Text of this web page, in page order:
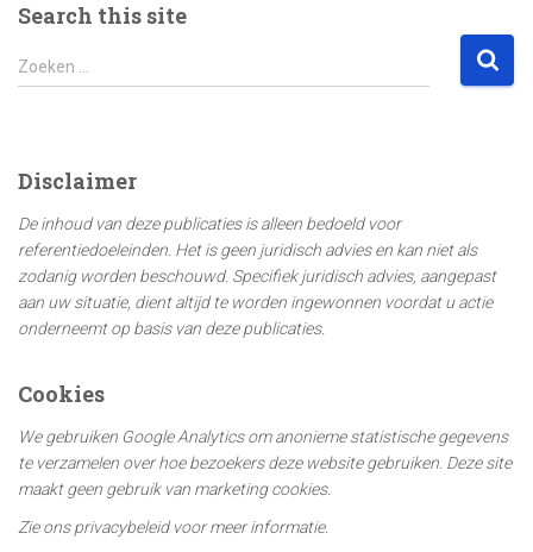
Search this site
Z
o
n
n
Zoeken …
Disclaimer
De inhoud van deze publicaties is alleen bedoeld voor
referentiedoeleinden. Het is geen juridisch advies en kan niet als
zodanig worden beschouwd. Specifiek juridisch advies, aangepast
aan uw situatie, dient altijd te worden ingewonnen voordat u actie
onderneemt op basis van deze publicaties.
Cookies
We gebruiken Google Analytics om anonieme statistische gegevens
te verzamelen over hoe bezoekers deze website gebruiken. Deze site
maakt geen gebruik van marketing cookies.
Zie ons privacybeleid voor meer informatie.